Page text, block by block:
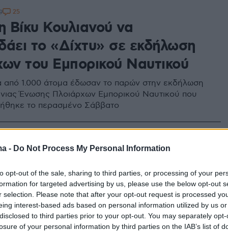
- Do Not Process My Personal Information
opt-out of the sale, sharing to third parties, or processing of your
for targeted advertising by us, please use the below opt-out
selection. Please note that after your opt-out request is processed
interest-based ads based on personal information utilized by us
to third parties prior to your opt-out. You may separately
of your personal information by third parties on the IAB’s list of
Βίκυ Κουλιανού να
το «Δίχτυ» σε εκδήλωση
του Εμπορικού Ναυτικού
από 1.000 άτομα έδωσαν το παρών στην εκδήλωση
Ένωσης Πλοιάρχων Εμπορικού Ναυτικού που
το περασμένο Σάββατο
25
τον θάνατο του Καργιώτη,
έριξαν στη θάλασσα: Ζήτησε
ο πλοίαρχος στην απολογία
κινήσεις του από τη στιγμή που αντιλήφθηκε ότι